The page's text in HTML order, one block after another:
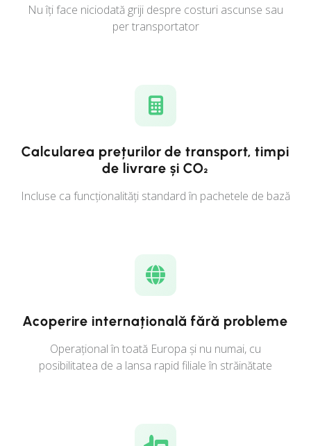
Nu îți face niciodată griji despre costuri ascunse sau
per transportator
Calcularea prețurilor de transport, timpi
de livrare și CO₂
Incluse ca funcționalități standard în pachetele de bază
Acoperire internațională fără probleme
Operațional în toată Europa și nu numai, cu
posibilitatea de a lansa rapid filiale în străinătate